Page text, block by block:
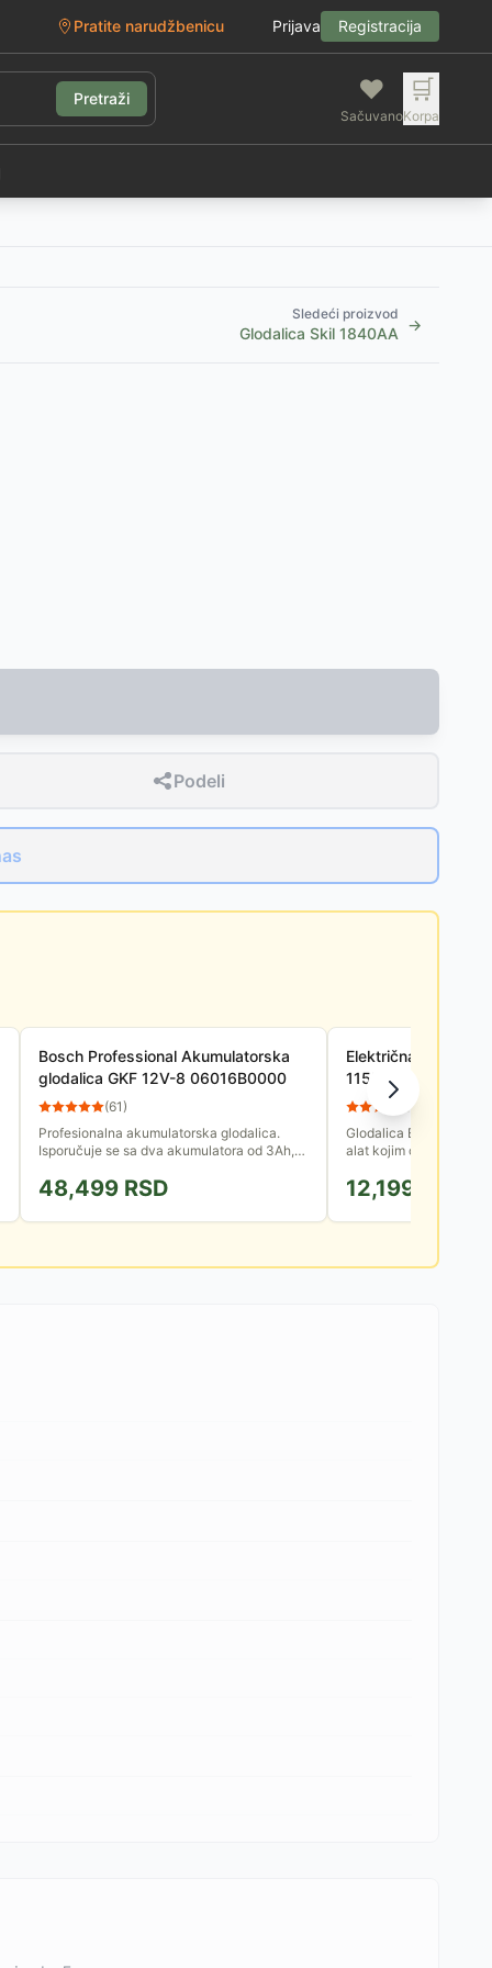
Pratite narudžbenicu Prijava Registracija
Pretraži ❤️
Sačuvano
🛒
Korpa
Sledeći proizvod
Glodalica Skil 1840AA →
Podeli
Bosch Professional Akumulatorska
glodalica GKF 12V-8 06016B0000
(61)
Profesionalna akumulatorska glodalica.
Isporučuje se sa dva akumulatora od 3Ah,
obradu ivica i skraćivanje...
48,499 RSD
Električna glodalica
1155 E 4350470
(
Glodalica Einhell TH-
alat kojim ćete brzo i
oblik.
12,199